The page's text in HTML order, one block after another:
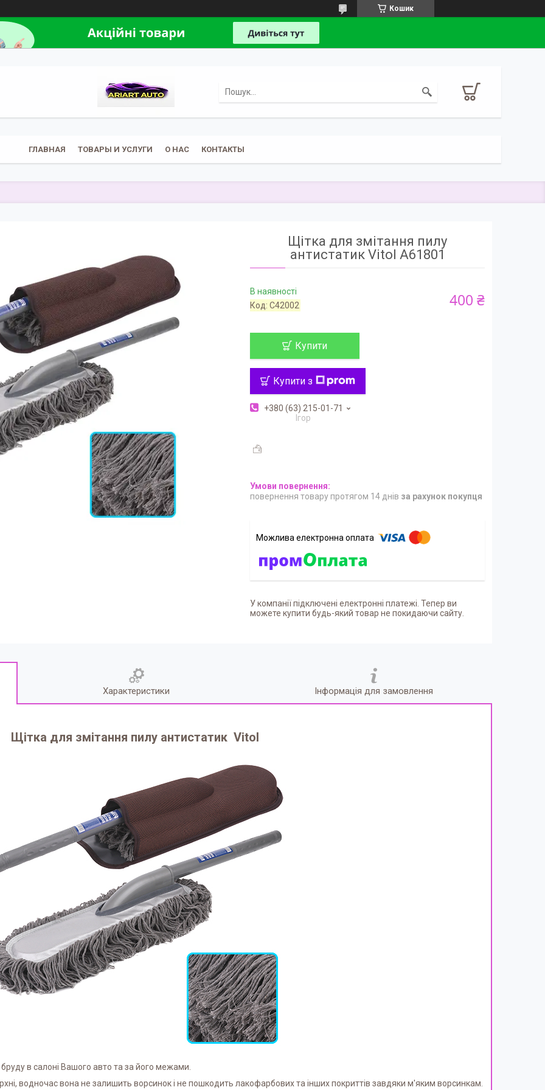
Кошик
ГЛАВНАЯ ТОВАРЫ И УСЛУГИ О НАС КОНТАКТЫ
Щітка для змітання пилу
антистатик Vitol A61801
В наявності
Код:C42002 400 ₴
Купити
Купити з
+380 (63) 215-01-71
Ігор
повернення товару протягом 14 днів за рахунок покупця
У компанії підключені електронні платежі. Тепер ви
можете купити будь-який товар не покидаючи сайту.
Характеристики Інформація для замовлення
Щітка для змітання пилу антистатик Vitol
в салоні Вашого авто та за його межами.
водночас вона не залишить ворсинок і не пошкодить лакофарбових та інших покриттів завдяки м'яким ворсинкам.